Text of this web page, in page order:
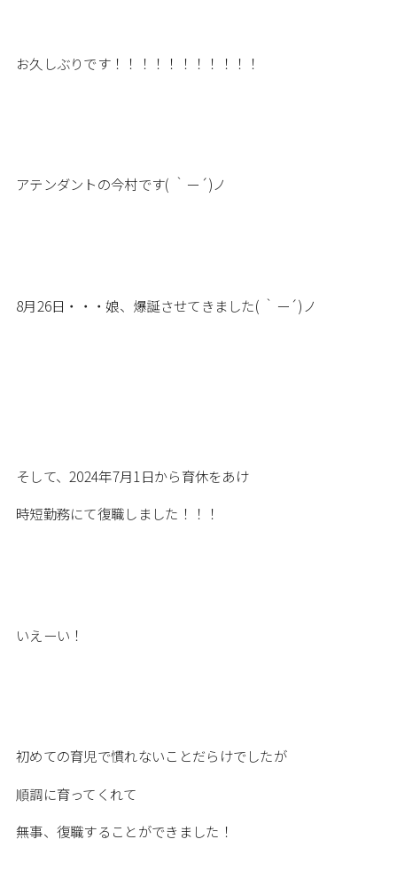
お久しぶりです！！！！！！！！！！！
アテンダントの今村です( ｀ー´)ノ
8月26日・・・娘、爆誕させてきました( ｀ー´)ノ
そして、2024年7月1日から育休をあけ
時短勤務にて復職しました！！！
いえーい！
初めての育児で慣れないことだらけでしたが
順調に育ってくれて
無事、復職することができました！